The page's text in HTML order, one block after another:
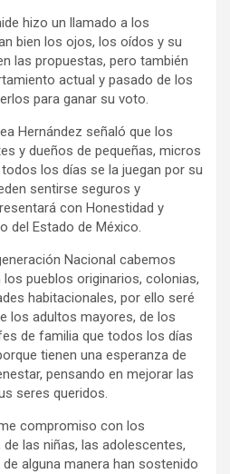
hizo un llamado a los
bien los ojos, los oídos y su
las propuestas, pero también
actual y pasado de los
para ganar su voto.
Hernández señaló que los
y dueños de pequeñas, micros
los días se la juegan por su
sentirse seguros y
con Honestidad y
del Estado de México.
Nacional cabemos
pueblos originarios, colonias,
habitacionales, por ello seré
los adultos mayores, de los
de familia que todos los días
tienen una esperanza de
pensando en mejorar las
seres queridos.
compromiso con los
las niñas, las adolescentes,
alguna manera han sostenido